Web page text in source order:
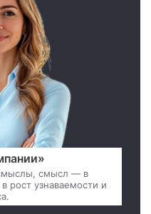
смысл — в
рост узнаваемости и